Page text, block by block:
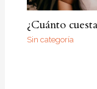
¿Cuánto
Sin categoría